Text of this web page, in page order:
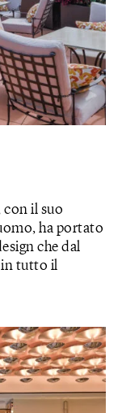
con il suo
ha portato
che dal
in tutto il